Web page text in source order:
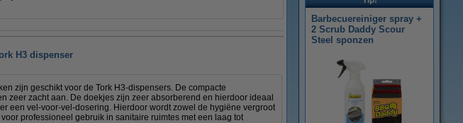
H3 dispenser
zijn geschikt voor de Tork H3-dispensers. De compacte
zeer zacht aan. De doekjes zijn zeer absorberend en hierdoor ideaal
een vel-voor-vel-dosering. Hierdoor wordt zowel de hygiëne vergroot
professioneel gebruik in sanitaire ruimtes met een laag tot
Barbecuereiniger spray +
2 Scrub Daddy Scour
Steel sponzen